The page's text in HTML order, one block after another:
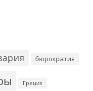
бюрократия
Греция